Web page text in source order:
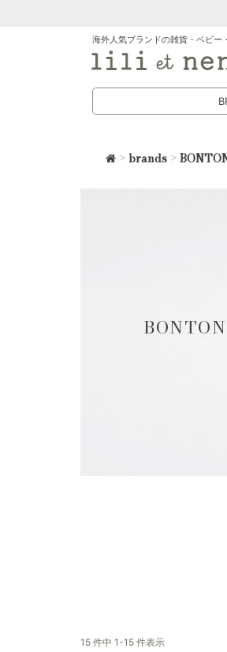
海外人気ブランドの雑貨・ベビー
>brands >
BONTON
15 件中 1-15 件表示